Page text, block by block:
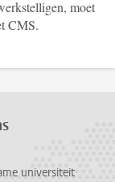
moet
CMS.
universiteit